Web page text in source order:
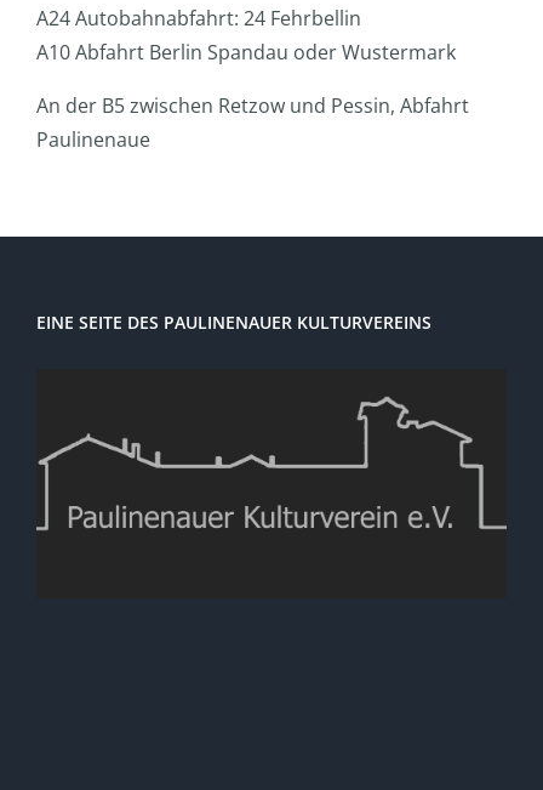
A24 Autobahnabfahrt: 24 Fehrbellin
A10 Abfahrt Berlin Spandau oder Wustermark
An der B5 zwischen Retzow und Pessin, Abfahrt
Paulinenaue
EINE SEITE DES PAULINENAUER KULTURVEREINS